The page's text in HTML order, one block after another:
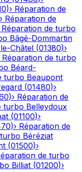
)› Réparation de
› Réparation de
Réparation de turbo
Bâgé-Dommartin
Châtel (01380)›
Réparation de turbo
Béard-
turbo Beaupont
(01480)›
)› Réparation de
turbo Belleydoux
(01100)›
)› Réparation de
Béréziat
(01500)›
de turbo
Billiat (01200)›